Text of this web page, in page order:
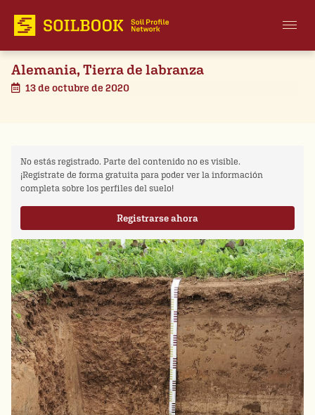
Alemania, Tierra de labranza
13 de octubre de 2020
No estás registrado. Parte del contenido no es visible.
¡Regístrate de forma gratuita para poder ver la información
completa sobre los perfiles del suelo!
Registrarse ahora